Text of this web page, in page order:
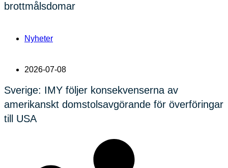
brottmålsdomar
Nyheter
2026-07-08
Sverige: IMY följer konsekvenserna av
amerikanskt domstolsavgörande för överföringar
till USA